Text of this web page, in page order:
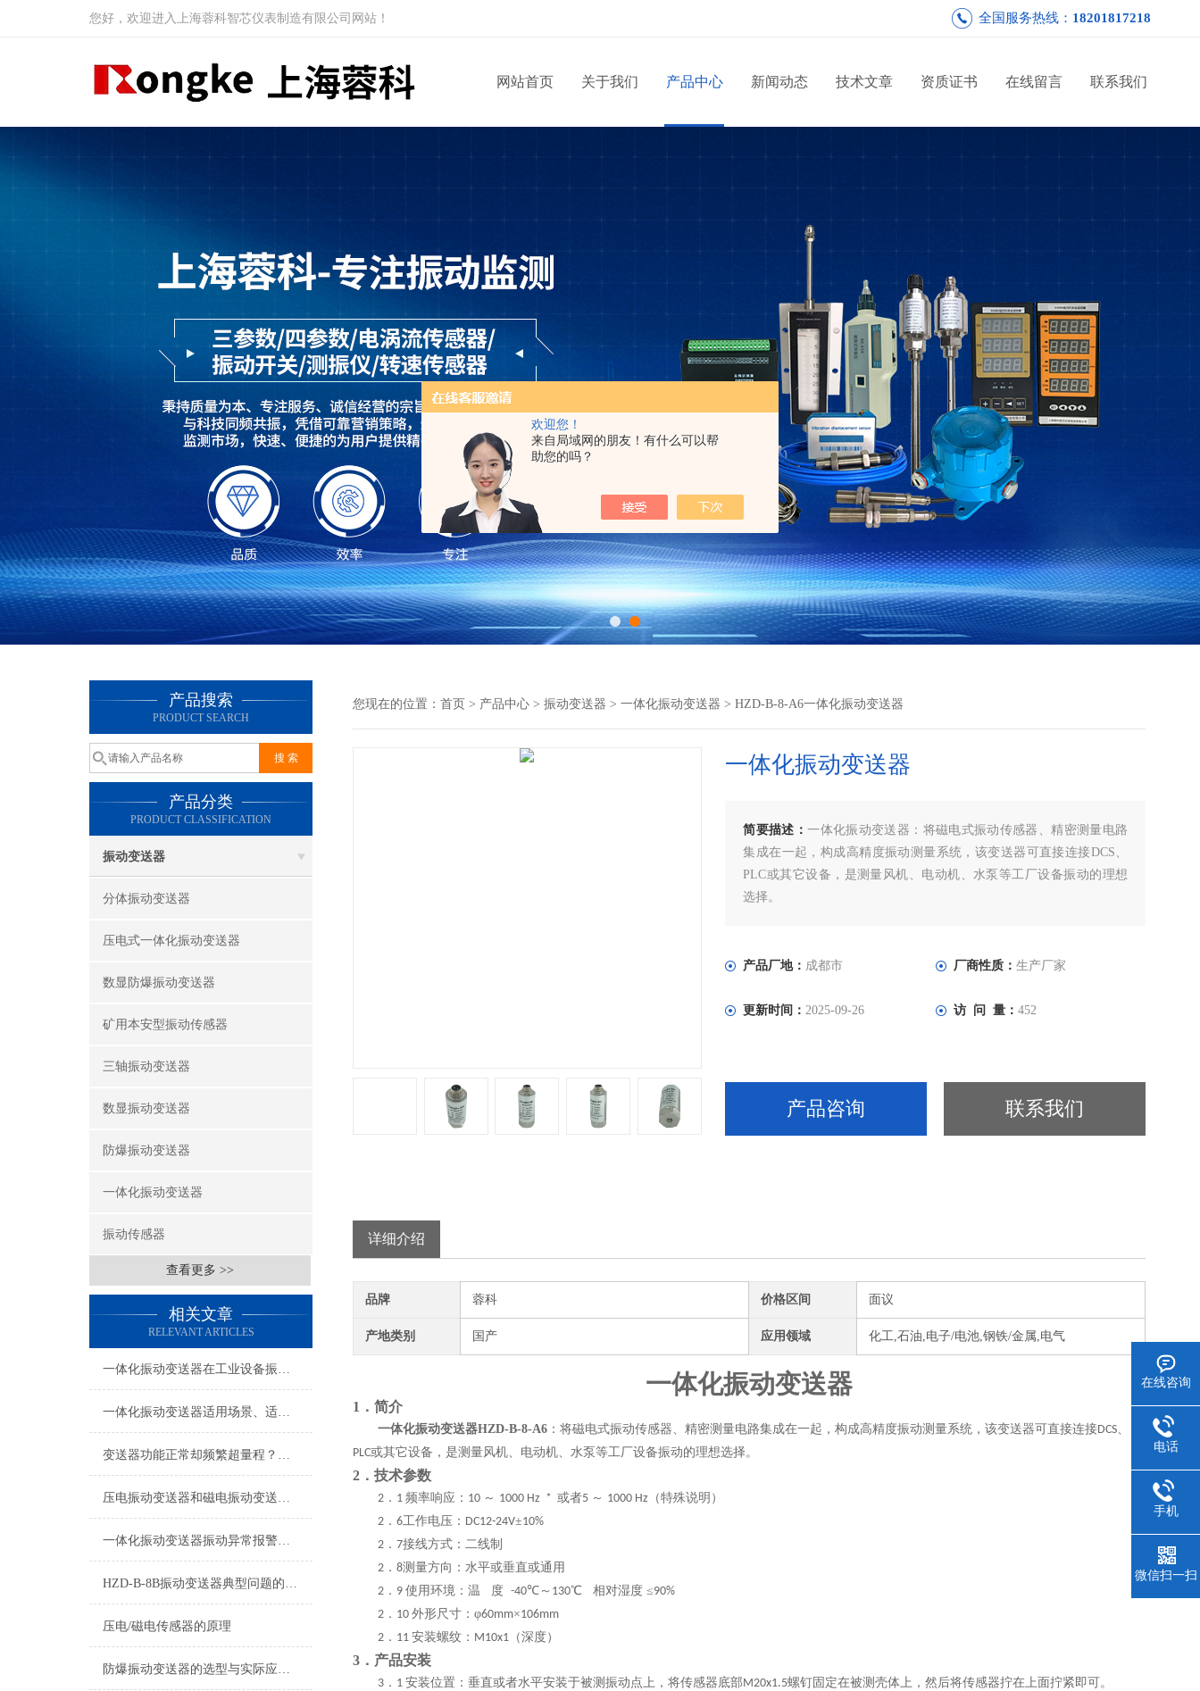
欢迎您！
来自局域网的朋友！有什么可以帮
助您的吗？
您好，欢迎进入上海蓉科智芯仪表制造有限公司网站！ 全国服务热线： 18201817218
网站首页 关于我们 产品中心 新闻动态 技术文章 资质证书 在线留言 联系我们
产品搜索
PRODUCT SEARCH
产品分类
PRODUCT CLASSIFICATION
振动变送器
分体振动变送器
压电式一体化振动变送器
数显防爆振动变送器
矿用本安型振动传感器
三轴振动变送器
数显振动变送器
防爆振动变送器
一体化振动变送器
振动传感器
查看更多 >>
相关文章
RELEVANT ARTICLES
一体化振动变送器在工业设备振动监测中的应用技术解析
一体化振动变送器适用场景、适用设备及安装位置详解
变送器功能正常却频繁超量程？电机现场振动问题深度排查指南
压电振动变送器和磁电振动变送器在使用上的区别
一体化振动变送器振动异常报警与预警设置技术指南
HZD-B-8B振动变送器典型问题的快速诊断与应对策略分享
压电/磁电传感器的原理
防爆振动变送器的选型与实际应用有哪些？
您现在的位置： 首页 > 产品中心 > 振动变送器 > 一体化振动变送器 > HZD-B-8-A6一体化振动变送器
一体化振动变送器
简要描述：一体化振动变送器：将磁电式振动传感器、精密测量电路
集成在一起，构成高精度振动测量系统，该变送器可直接连接DCS、
PLC或其它设备，是测量风机、电动机、水泵等工厂设备振动的理想
选择。
产品厂地： 成都市 厂商性质： 生产厂家
更新时间：2025-09-26 访 问 量： 452
产品咨询 联系我们
详细介绍
品牌 蓉科 价格区间 面议
产地类别 国产 应用领域 化工,石油,电子/电池,钢铁/金属,电气
一体化振动变送器
1．简介
一体化振动变送器HZD-B-8-A6 ：将磁电式振动传感器、精密测量电路集成在一起，构成高精度振动测量系统，该变送器可直接连接DCS、
PLC或其它设备，是测量风机、电动机、水泵等工厂设备振动的理想选择。
2 ． 技术参数
2 ． 1 频率响应： 10 ～ 1000 Hz * 或者5 ～ 1000 Hz （特殊说明）
2 ． 6工作电压： DC12-24V±10%
2 ． 7接线方式：二线制
2 ． 8测量方向：水平或垂直或通用
2 ． 9 使用环境：温 度 -40℃～ 130℃ 相对湿度 ≤90%
2 ． 10 外形尺寸：φ60mm×106mm
2 ． 11 安装螺纹： M10x1 （深度）
3． 产品安装
3 ． 1 安装位置：垂直或者水平安装于被测振动点上，将传感器底部M20x1.5螺钉固定在被测壳体上，然后将传感器拧在上面拧紧即可。
在线咨询
电话
手机
微信扫一扫